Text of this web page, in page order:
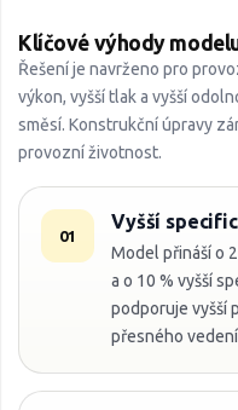
Klíčové výhody
Řešení je navrženo pro
výkon, vyšší tlak a vyšší
směsí. Konstrukční úpravy
provozní životnost.
01
Vyšší
Model přináší o
a o 10 % vyšší
podporuje vyšší
přesného